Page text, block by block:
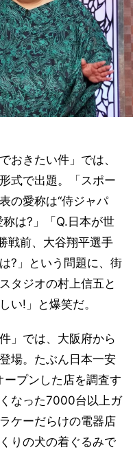
おきたい件」では、
式で出題。「スポー
の愛称は“侍ジャパ
は?」「Q.日本が世
戦前、大谷翔平選手
?」という問題に、街
タジオの村上信五と
い!」と爆笑だ。
」では、大阪府から
場。たぶん日本一安
ープンした店を調査す
なった7000台以上ガ
ケーだらけの電器店
りの犬の着ぐるみで